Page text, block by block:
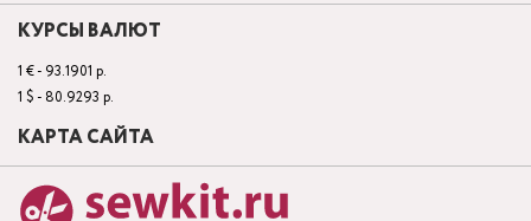
КУРСЫ ВАЛЮТ
1 € - 93.1901 р.
1 $ - 80.9293 р.
КАРТА САЙТА